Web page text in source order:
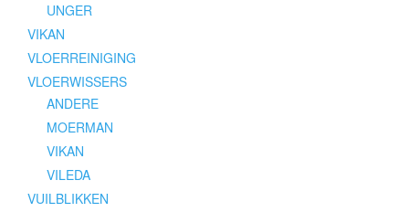
UNGER
VIKAN
VLOERREINIGING
VLOERWISSERS
ANDERE
MOERMAN
VIKAN
VILEDA
VUILBLIKKEN